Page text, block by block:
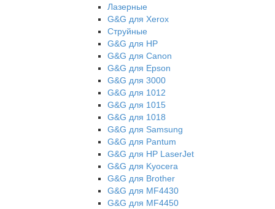
Лазерные
G&G для Xerox
Струйные
G&G для HP
G&G для Canon
G&G для Epson
G&G для 3000
G&G для 1012
G&G для 1015
G&G для 1018
G&G для Samsung
G&G для Pantum
G&G для НР LaserJet
G&G для Kyocera
G&G для Brother
G&G для MF4430
G&G для MF4450